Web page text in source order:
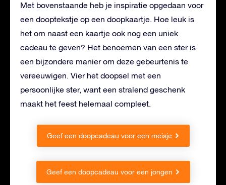
Met bovenstaande heb je inspiratie opgedaan voor
een dooptekstje op een doopkaartje. Hoe leuk is
het om naast een kaartje ook nog een uniek
cadeau te geven? Het benoemen van een ster is
een bijzondere manier om deze gebeurtenis te
vereeuwigen. Vier het doopsel met een
persoonlijke ster, want een stralend geschenk
maakt het feest helemaal compleet.
Geef een doopcadeau voor een meisje
Geef een doopcadeau voor een jongen